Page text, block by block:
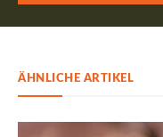
ÄHNLICHE ARTIKEL